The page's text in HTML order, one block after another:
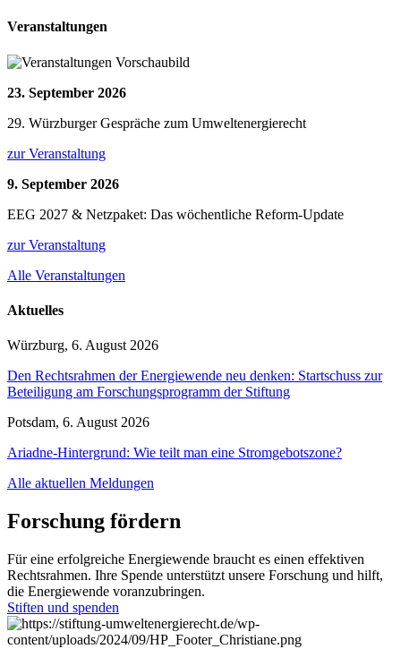
Veranstaltungen
23. September 2026
29. Würzburger Gespräche zum Umweltenergierecht
zur Veranstaltung
9. September 2026
EEG 2027 & Netzpaket: Das wöchentliche Reform-Update
zur Veranstaltung
Alle Veranstaltungen
Aktuelles
Würzburg, 6. August 2026
Den Rechtsrahmen der Energiewende neu denken: Startschuss zur
Beteiligung am Forschungsprogramm der Stiftung
Potsdam, 6. August 2026
Ariadne-Hintergrund: Wie teilt man eine Stromgebotszone?
Alle aktuellen Meldungen
Forschung fördern
Für eine erfolgreiche Energiewende braucht es einen effektiven
Rechtsrahmen. Ihre Spende unterstützt unsere Forschung und hilft,
die Energiewende voranzubringen.
Stiften und spenden